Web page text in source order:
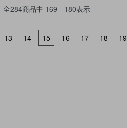
全284商品中 169 - 180表示
13 14 15 16 17 18 19